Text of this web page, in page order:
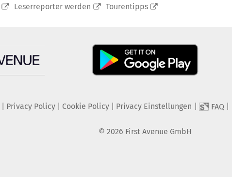
Leserreporter werden Tourentipps
Privacy Policy| Cookie Policy| Privacy Einstellungen FAQ
© 2026 First Avenue GmbH